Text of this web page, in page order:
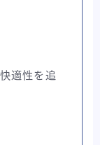
適性を追